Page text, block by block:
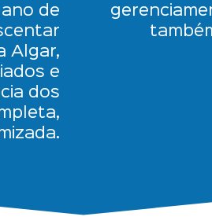
de
Algar,
e
dos